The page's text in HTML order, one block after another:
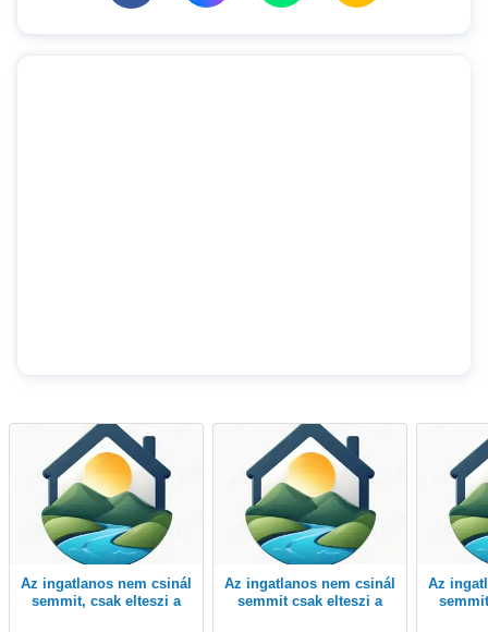
Az ingatlanos nem csinál
semmit, csak elteszi a
Az ingatlanos nem csinál
semmit csak elteszi a
Az ingatlanos nem csinál